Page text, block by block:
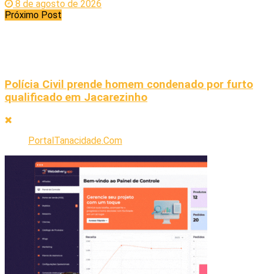
8 de agosto de 2026
Próximo Post
Polícia Civil prende homem condenado por furto
qualificado em Jacarezinho
PortalTanacidade.Com